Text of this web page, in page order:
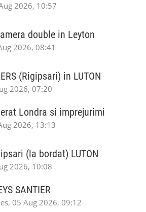
2026, 10:57
double in Leyton
2026, 08:41
(Rigipsari) in LUTON
2026, 07:20
Londra si imprejurimi
2026, 13:13
(la bordat) LUTON
2026, 10:08
SANTIER
05 Aug 2026, 09:12